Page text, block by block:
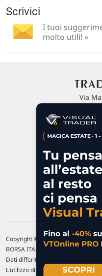
Scrivici
I tuoi
molto utili! »
Via
P.IVA
Copyright © 1996-2026 Traderlink
BORSA ITALIANA Quotazioni di
Dati differiti di 15 min. (fonte
L'utilizzo di questo sito implica